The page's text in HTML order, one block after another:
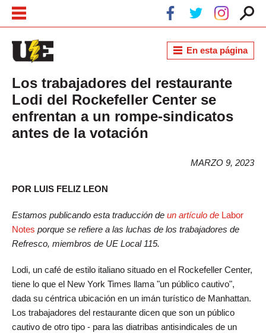
Los trabajadores del restaurante
Lodi del Rockefeller Center se
enfrentan a un rompe-sindicatos
antes de la votación
En esta página
MARZO 9, 2023
POR LUIS FELIZ LEON
Estamos publicando esta traducción de un artículo de Labor
Notes porque se refiere a las luchas de los trabajadores de
Refresco, miembros de UE Local 115.
Lodi, un café de estilo italiano situado en el Rockefeller Center,
tiene lo que el New York Times llama "un público cautivo",
dada su céntrica ubicación en un imán turístico de Manhattan.
Los trabajadores del restaurante dicen que son un público
cautivo de otro tipo - para las diatribas antisindicales de un